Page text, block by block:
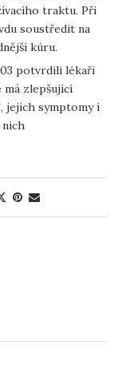
traktu. Při
soustředit na
kúru.
potvrdili lékaři
zlepšující
jejich symptomy i
nich